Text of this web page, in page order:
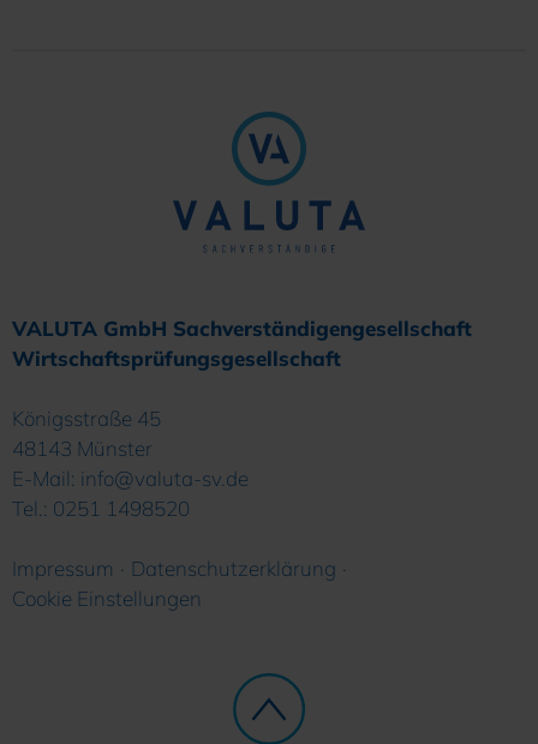
VALUTA GmbH Sachverständigengesellschaft
Wirtschaftsprüfungsgesellschaft
Königsstraße 45
48143 Münster
E-Mail: info@valuta-sv.de
Tel.: 0251 1498520
Impressum
Datenschutzerklärung
Cookie Einstellungen